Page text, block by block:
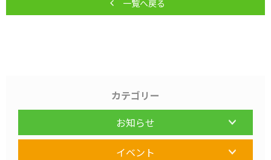
一覧へ戻る
カテゴリー
お知らせ
イベント